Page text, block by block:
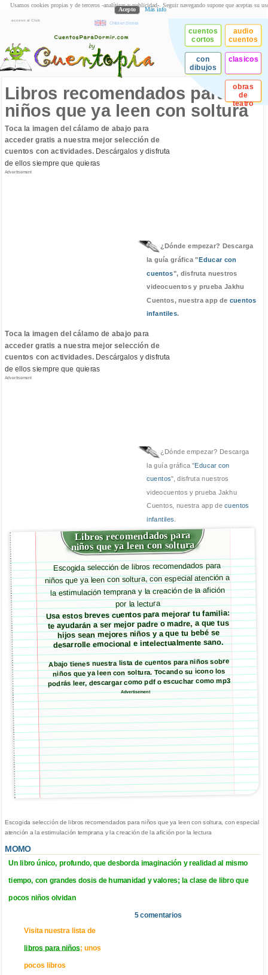
acceso al Club
Children Stories
cuentos
cortos
audio
cuentos
con
dibujos
clasicos
obras
de
teatro
Libros recomendados para
niños que ya leen con soltura
Toca la imagen del cálamo de abajo para
acceder gratis a nuestra mejor selección de
cuentos con actividades.Descárgalos y disfruta
de ellos siempre que quieras
Advertisement
¿Dónde empezar? Descarga
la guía gráfica "Educar con
cuentos", disfruta nuestros
videocuentos y prueba Jakhu
Cuentos, nuestra app de cuentos
infantiles.
Toca la imagen del cálamo de abajo para
acceder gratis a nuestra mejor selección de
cuentos con actividades.Descárgalos y disfruta
de ellos siempre que quieras
Advertisement
¿Dónde empezar? Descarga
la guía gráfica "Educar con
cuentos", disfruta nuestros
videocuentos y prueba Jakhu
Cuentos, nuestra app decuentos
infantiles.
Libros recomendados para
niños que ya leen con soltura
Escogida selección de libros recomendados para
niños que ya leen con soltura, con especial atención a
la estimulación temprana y la creación de la afición
por la lectura
Usa estos breves cuentos para mejorar tu familia:
te ayudarán a ser mejor padre o madre, a que tus
hijos sean mejores niños y a que tu bebé se
desarrolle emocional e intelectualmente sano.
Abajo tienes nuestra lista de cuentos para niños sobre
niños que ya leen con soltura. Tocando su icono los
podrás leer, descargar como pdf o escuchar como mp3
Advertisement
Escogida selección de libros recomendados para niños que ya leen con soltura, con especial
atención a la estimulación temprana y la creación de la afición por la lectura
MOMO
Un libro único, profundo, que desborda imaginación y realidad al mismo
tiempo, con grandes dosis de humanidad y valores; la clase de libro que
pocos niños olvidan
Visita nuestra lista de
libros para niños; unos
pocos libros
5 comentarios
Usamos cookies propias y de terceros -analíticas y publicidad-. Seguir navegando supone que aceptas su
Acepto Más info